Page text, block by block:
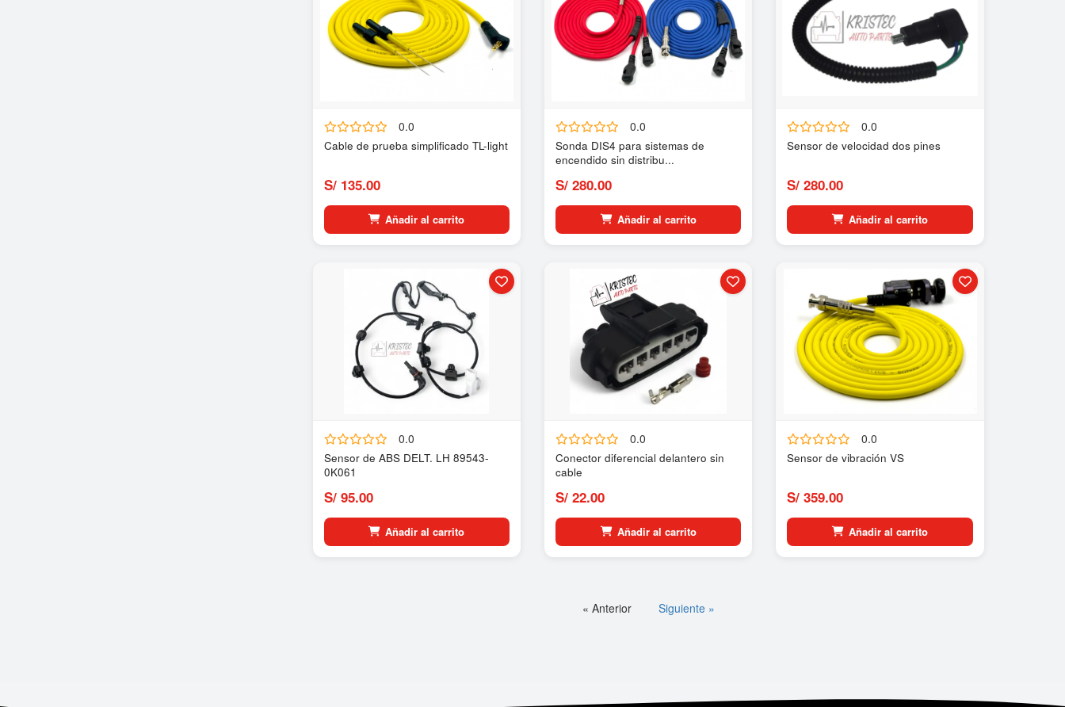
0.0
Cable de prueba simplificado TL-light
S/ 135.00
Añadir al carrito
0.0
Sonda DIS4 para sistemas de
encendido sin distribu...
S/ 280.00
Añadir al carrito
0.0
Sensor de velocidad dos pines
S/ 280.00
Añadir al carrito
0.0
Sensor de ABS DELT. LH 89543-
0K061
S/ 95.00
Añadir al carrito
0.0
Conector diferencial delantero sin
cable
S/ 22.00
Añadir al carrito
0.0
Sensor de vibración VS
S/ 359.00
Añadir al carrito
« Anterior Siguiente »